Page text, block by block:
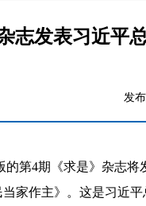
志发表习近平
发
的第4期《求是》杂志
家作主》。这是习近平